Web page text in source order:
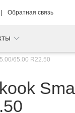
Обратная связь
65.00 R22.50